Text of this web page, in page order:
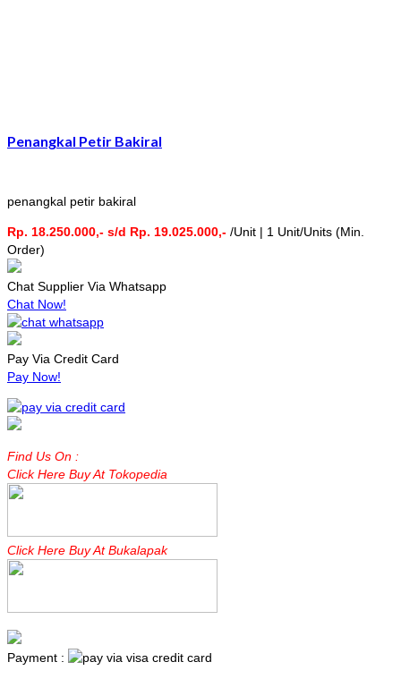
Penangkal Petir Bakiral
penangkal petir bakiral
Rp. 18.250.000,- s/d Rp. 19.025.000,- /Unit | 1 Unit/Units (Min.
Order)
Chat Supplier Via Whatsapp
Chat Now!
Pay Via Credit Card
Pay Now!
Find Us On :
Click Here Buy At Tokopedia
Click Here Buy At Bukalapak
Payment :